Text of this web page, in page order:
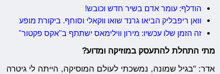
הודלף: עומר אדם בשיר חדש וכובש!
וואן ריפבליק הביאו גרנד שואו ווקאלי וסוחף. ביקורת מופע
זה הזמן שלו עכשיו: מירון ווילימאס ישתתף ב"אקס פקטור"
מתי התחלת להתעסק במוזיקה ומדוע?
אדר: "בגיל שמונה, נמשכתי לעולם המוסיקה, הייתה לי גיטרה